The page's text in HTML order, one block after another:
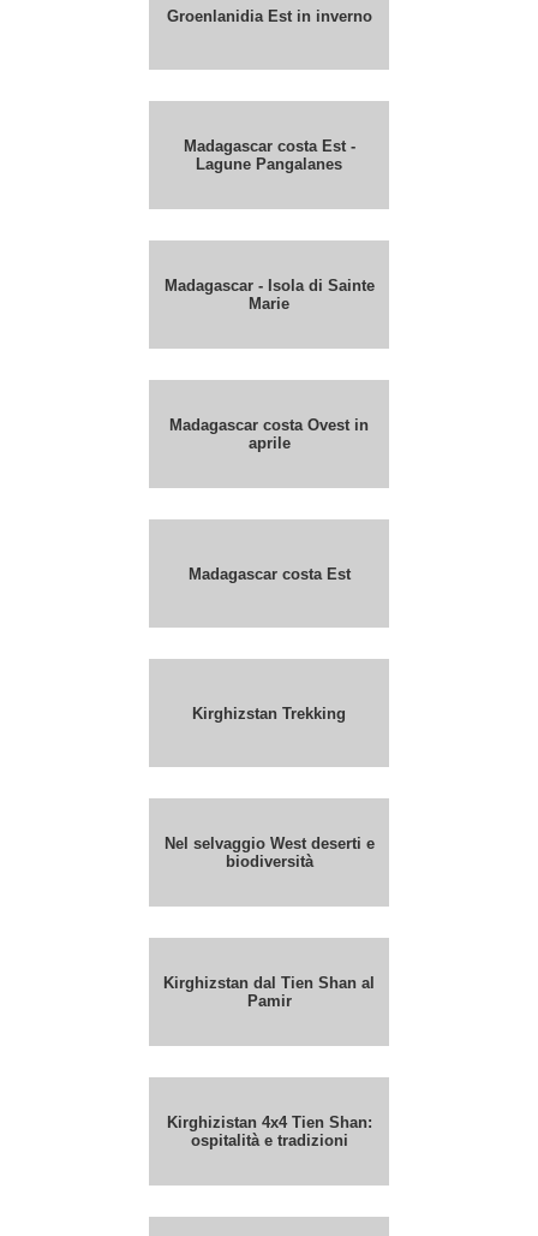
Groenlanidia Est in inverno
Madagascar costa Est -
Lagune Pangalanes
Madagascar - Isola di Sainte
Marie
Madagascar costa Ovest in
aprile
Madagascar costa Est
Kirghizstan Trekking
Nel selvaggio West deserti e
biodiversità
Kirghizstan dal Tien Shan al
Pamir
Kirghizistan 4x4 Tien Shan:
ospitalità e tradizioni